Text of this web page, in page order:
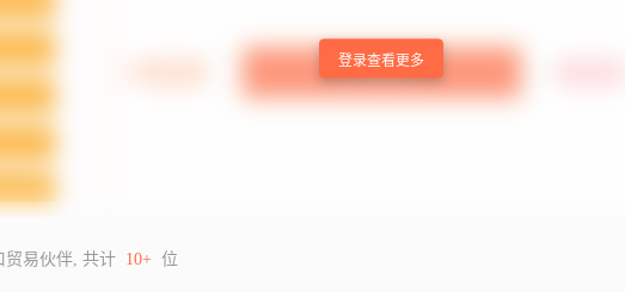
登录查看更多
贸易伙伴, 共计 10+ 位